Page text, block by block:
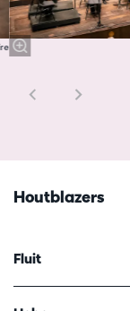
Houtblazers
Fluit